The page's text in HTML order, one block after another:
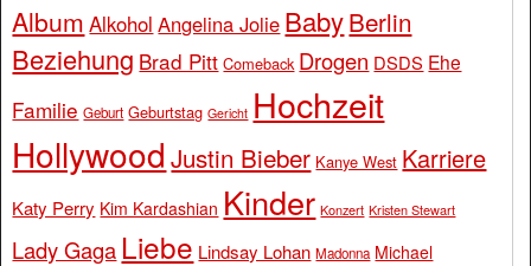
Album Alkohol Angelina Jolie BabyBerlin
Beziehung Brad Pitt Comeback Drogen DSDS Ehe
Familie Geburt Geburtstag Gericht Hochzeit
Hollywood Justin Bieber Kanye West Karriere
Katy Perry Kim Kardashian Kinder Konzert Kristen Stewart
Lady Gaga Liebe Lindsay Lohan Madonna Michael